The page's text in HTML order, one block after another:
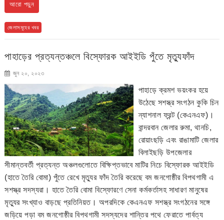
আরো পড়ুন
জেলাসমূহের খবর
পাহাড়ের প্রত্যন্তঞ্চলে বিস্ফোরক আইইডি পুঁতে মৃত্যুফাঁদ
জুন ২০, ২০২৩
পাহাড়ে ক্রমশ ভয়ংকর হয়ে
উঠেছে সশস্ত্র সংগঠন কুকি চিন
ন্যাশনাল ফ্রন্ট (কেএনএফ)।
বান্দরবান জেলার রুমা, থানচি,
রোয়াংছড়ি এবং রাঙামাটি জেলার
বিলাইছড়ি উপজেলার
সীমান্তবর্তী প্রত্যন্ত অঞ্চলগুলোতে বিক্ষিপ্তভাবে মাটির নিচে বিস্ফোরক আইইডি
(হাতে তৈরি বোমা) পুঁতে রেখে মৃত্যুর ফাঁদ তৈরি করেছে বম জনগোষ্ঠীর বিপথগামী এ
সশস্ত্র সদস্যরা। হাতে তৈরি বোমা বিস্ফোরণে সেনা কর্মকর্তাসহ সাধারণ মানুষের
মৃত্যুর সংখ্যাও বাড়ছে প্রতিনিয়ত। অপরদিকে কেএনএফ সশস্ত্র সংগঠনের সঙ্গে
জড়িয়ে পড়া বম জনগোষ্ঠীর বিপথগামী সদস্যদের শান্তির পথে ফেরাতে পার্বত্য